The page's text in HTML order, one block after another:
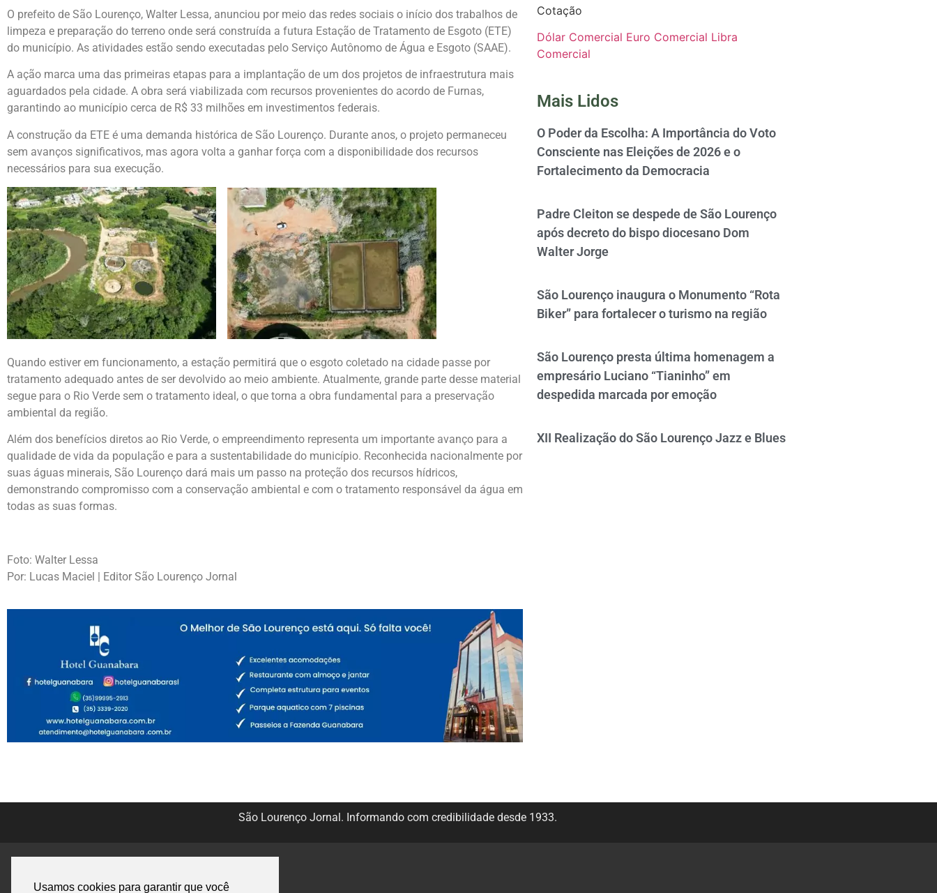
Usamos cookies para garantir que você
O prefeito de São Lourenço, Walter Lessa, anunciou por meio das redes sociais o início dos trabalhos de
limpeza e preparação do terreno onde será construída a futura Estação de Tratamento de Esgoto (ETE)
do município. As atividades estão sendo executadas pelo Serviço Autônomo de Água e Esgoto (SAAE).
A ação marca uma das primeiras etapas para a implantação de um dos projetos de infraestrutura mais
aguardados pela cidade. A obra será viabilizada com recursos provenientes do acordo de Furnas,
garantindo ao município cerca de R$ 33 milhões em investimentos federais.
A construção da ETE é uma demanda histórica de São Lourenço. Durante anos, o projeto permaneceu
sem avanços significativos, mas agora volta a ganhar força com a disponibilidade dos recursos
necessários para sua execução.
Quando estiver em funcionamento, a estação permitirá que o esgoto coletado na cidade passe por
tratamento adequado antes de ser devolvido ao meio ambiente. Atualmente, grande parte desse material
segue para o Rio Verde sem o tratamento ideal, o que torna a obra fundamental para a preservação
ambiental da região.
Além dos benefícios diretos ao Rio Verde, o empreendimento representa um importante avanço para a
qualidade de vida da população e para a sustentabilidade do município. Reconhecida nacionalmente por
suas águas minerais, São Lourenço dará mais um passo na proteção dos recursos hídricos,
demonstrando compromisso com a conservação ambiental e com o tratamento responsável da água em
todas as suas formas.
Foto: Walter Lessa
Por: Lucas Maciel | Editor São Lourenço Jornal
Cotação
Dólar Comercial Euro Comercial Libra
Comercial
Mais Lidos
O Poder da Escolha: A Importância do Voto
Consciente nas Eleições de 2026 e o
Fortalecimento da Democracia
Padre Cleiton se despede de São Lourenço
após decreto do bispo diocesano Dom
Walter Jorge
São Lourenço inaugura o Monumento “Rota
Biker” para fortalecer o turismo na região
São Lourenço presta última homenagem a
empresário Luciano “Tianinho” em
despedida marcada por emoção
XII Realização do São Lourenço Jazz e Blues
São Lourenço Jornal. Informando com credibilidade desde 1933.